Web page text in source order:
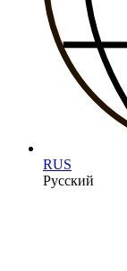
RUS
Русский